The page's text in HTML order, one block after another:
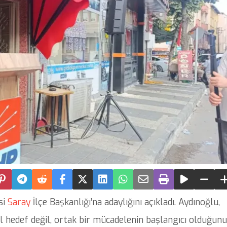
Saray İlçe Başkanlığı’na adaylığını açıkladı. Aydınoğlu,
hedef değil, ortak bir mücadelenin başlangıcı olduğunu